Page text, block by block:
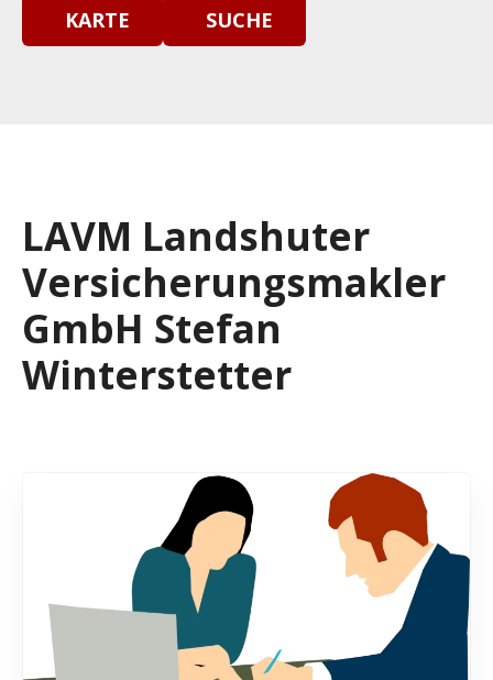
KARTE SUCHE
LAVM Landshuter
Versicherungsmakler
GmbH Stefan
Winterstetter